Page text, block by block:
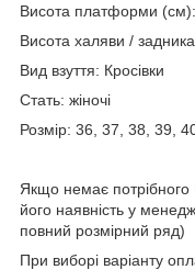
Висота платформи
Висота халяви /
Вид взуття: Кросівки
Стать: жіночі
Розмір: 36, 37, 38, 39,
Якщо немає потрібного
його наявність у
повний розмірний ряд)
При виборі варіанту